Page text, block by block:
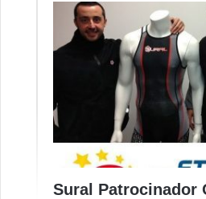
Sural Patrocinador